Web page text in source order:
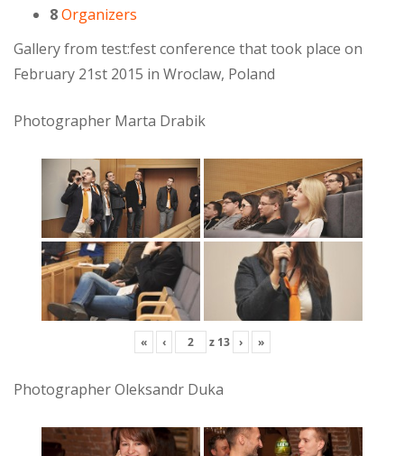
8Organizers
Gallery from test:fest conference that took place on
February 21st 2015 in Wroclaw, Poland
Photographer Marta Drabik
« ‹ z 13 › »
Photographer Oleksandr Duka